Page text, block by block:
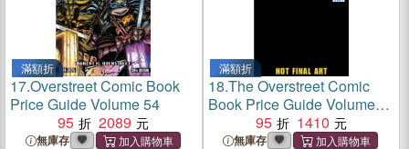
滿額折
17.Overstreet Comic Book
Price Guide Volume 54
95
2089
無庫存
滿額折
18.The Overstreet Comic
Book Price Guide Volume
50 - Spider-Man/Spawn
95 1410
無庫存